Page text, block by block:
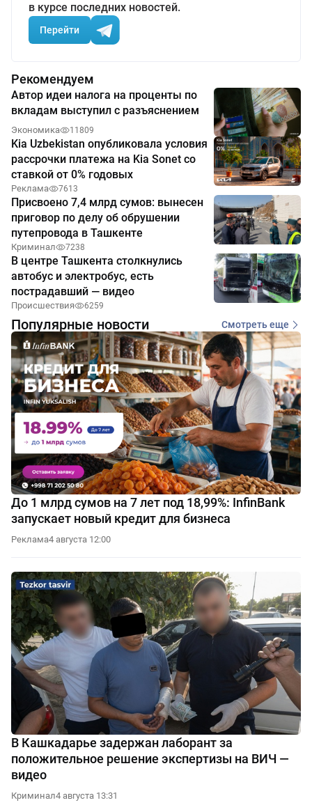
в курсе последних новостей.
Перейти
Рекомендуем
Автор идеи налога на проценты по
вкладам выступил с разъяснением
Экономика 11809
Kia Uzbekistan опубликовала условия
рассрочки платежа на Kia Sonet со
ставкой от 0% годовых
Реклама 7613
Присвоено 7,4 млрд сумов: вынесен
приговор по делу об обрушении
путепровода в Ташкенте
Криминал 7238
В центре Ташкента столкнулись
автобус и электробус, есть
пострадавший — видео
Происшествия 6259
Популярные новости Смотреть еще
До 1 млрд сумов на 7 лет под 18,99%: InfinBank
запускает новый кредит для бизнеса
Реклама4 августа 12:00
В Кашкадарье задержан лаборант за
положительное решение экспертизы на ВИЧ —
видео
Криминал4 августа 13:31